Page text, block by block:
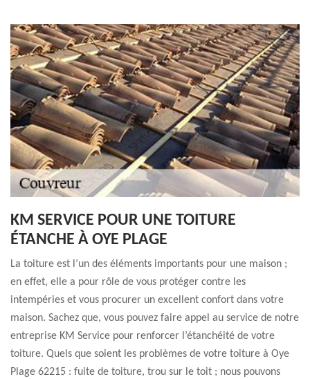
KM SERVICE POUR UNE TOITURE
ÉTANCHE À OYE PLAGE
La toiture est l’un des éléments importants pour une maison ;
en effet, elle a pour rôle de vous protéger contre les
intempéries et vous procurer un excellent confort dans votre
maison. Sachez que, vous pouvez faire appel au service de notre
entreprise KM Service pour renforcer l’étanchéité de votre
toiture. Quels que soient les problèmes de votre toiture à Oye
Plage 62215 : fuite de toiture, trou sur le toit ; nous pouvons